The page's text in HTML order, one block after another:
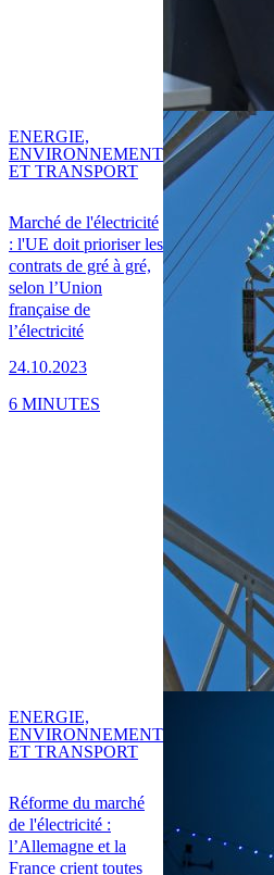
Marché de l'électricité
: l'UE doit prioriser les
contrats de gré à gré,
selon l’Union
française de
l’électricité
24.10.2023
ENERGIE,
ENVIRONNEMENT
ET TRANSPORT
6 MINUTES
Réforme du marché
de l'électricité :
l’Allemagne et la
France crient toutes
ENERGIE,
ENVIRONNEMENT
ET TRANSPORT